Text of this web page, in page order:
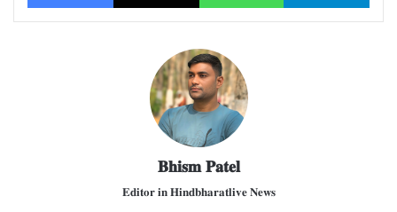
𝐁𝐡𝐢𝐬𝐦 𝐏𝐚𝐭𝐞𝐥
𝐄𝐝𝐢𝐭𝐨𝐫 𝐢𝐧 𝐇𝐢𝐧𝐝𝐛𝐡𝐚𝐫𝐚𝐭𝐥𝐢𝐯𝐞 𝐍𝐞𝐰𝐬